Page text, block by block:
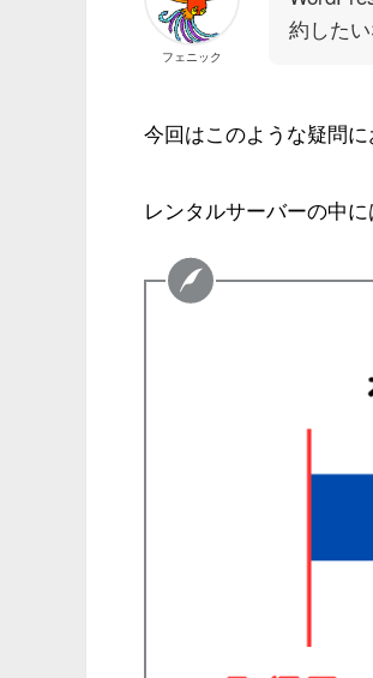
フェニック
約したい
今回はこのような疑問に
レンタルサーバーの中